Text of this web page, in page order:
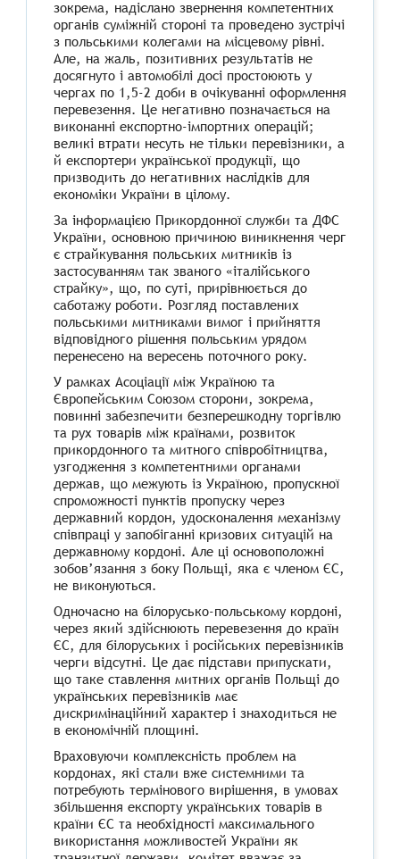
зокрема, надіслано звернення компетентних
органів суміжній стороні та проведено зустрічі
з польськими колегами на місцевому рівні.
Але, на жаль, позитивних результатів не
досягнуто і автомобілі досі простоюють у
чергах по 1,5-2 доби в очікуванні оформлення
перевезення. Це негативно позначається на
виконанні експортно-імпортних операцій;
великі втрати несуть не тільки перевізники, а
й експортери української продукції, що
призводить до негативних наслідків для
економіки України в цілому.
За інформацією Прикордонної служби та ДФС
України, основною причиною виникнення черг
є страйкування польських митників із
застосуванням так званого «італійського
страйку», що, по суті, прирівнюється до
саботажу роботи. Розгляд поставлених
польськими митниками вимог і прийняття
відповідного рішення польським урядом
перенесено на вересень поточного року.
У рамках Асоціації між Україною та
Європейським Союзом сторони, зокрема,
повинні забезпечити безперешкодну торгівлю
та рух товарів між країнами, розвиток
прикордонного та митного співробітництва,
узгодження з компетентними органами
держав, що межують із Україною, пропускної
спроможності пунктів пропуску через
державний кордон, удосконалення механізму
співпраці у запобіганні кризових ситуацій на
державному кордоні. Але ці основоположні
зобов’язання з боку Польщі, яка є членом ЄС,
не виконуються.
Одночасно на білорусько-польському кордоні,
через який здійснюють перевезення до країн
ЄС, для білоруських і російських перевізників
черги відсутні. Це дає підстави припускати,
що таке ставлення митних органів Польщі до
українських перевізників має
дискримінаційний характер і знаходиться не
в економічній площині.
Враховуючи комплексність проблем на
кордонах, які стали вже системними та
потребують термінового вирішення, в умовах
збільшення експорту українських товарів в
країни ЄС та необхідності максимального
використання можливостей України як